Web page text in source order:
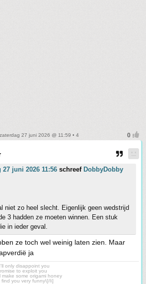
27 juni 2026 @ 11:59 • 4
27 juni 2026 11:56 schreef DobbyDobby
niet zo heel slecht. Eigenlijk geen wedstrijd
3 hadden ze moeten winnen. Een stuk
in ieder geval.
ze toch wel weinig laten zien. Maar
ja
only disappoint you
to exploit you
some origami honey
you very funny\[/i\]